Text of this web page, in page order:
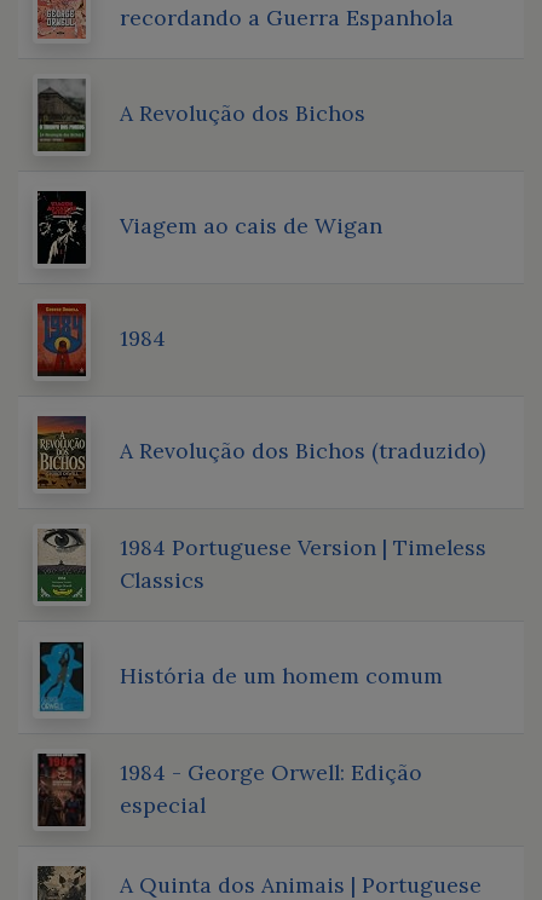
recordando a Guerra Espanhola
A Revolução dos Bichos
Viagem ao cais de Wigan
1984
A Revolução dos Bichos (traduzido)
1984 Portuguese Version | Timeless
Classics
História de um homem comum
1984 - George Orwell: Edição
especial
A Quinta dos Animais | Portuguese